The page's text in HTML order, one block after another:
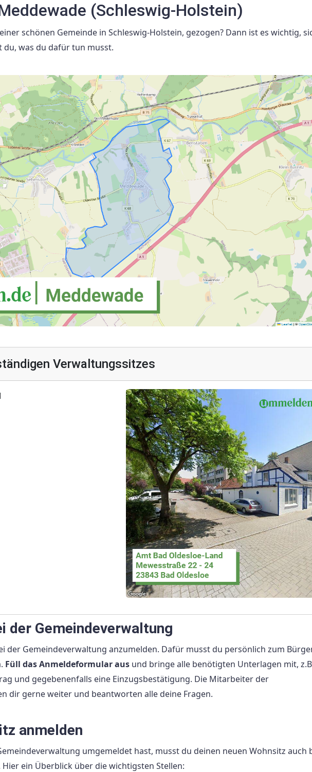
(Schleswig-Holstein)
schönen Gemeinde in Schleswig-Holstein, gezogen? Dann ist es wichtig,
was du dafür tun musst.
Verwaltungssitzes
der Gemeindeverwaltung
der Gemeindeverwaltung anzumelden. Dafür musst du persönlich zum
Füll das Anmeldeformular aus und bringe alle benötigten Unterlagen mit,
und gegebenenfalls eine Einzugsbestätigung. Die Mitarbeiter der
dir gerne weiter und beantworten alle deine Fragen.
anmelden
umgemeldet hast, musst du deinen neuen Wohnsitz auch
ein Überblick über die wichtigsten Stellen: